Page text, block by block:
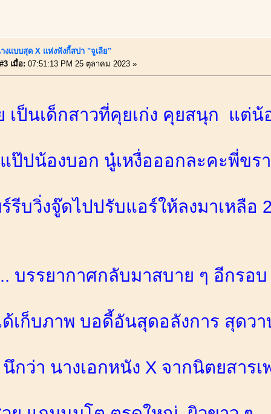
งแบบสุด X แห่งฟังกี้สปา "จูเลีย"
เมื่อ: 07:51:13 PM 25 ตุลาคม 2023 »
เป็นเด็กสาวที่คุยเก่ง คุยสนุก แต่
ป๊ปน้องบอก นู๋เหงื่อออกละคะพี่ขรา
รีบวิ่งจู๊ดไปปรับแอร์ให้ลงมาเหลือ
บรรยากาศกลับมาสบาย ๆ อีกรอบ
เก็บภาพ บอดี้อันสุดอลังการ สุดว
กว่า นางเอกหนัง X จากนิตยสารเ